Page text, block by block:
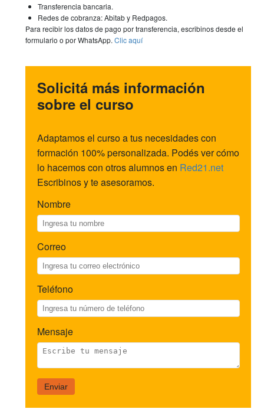
Transferencia bancaria.
Redes de cobranza: Abitab y Redpagos.
Para recibir los datos de pago por transferencia, escribinos desde el
formulario o por WhatsApp.Clic aquí
Solicitá más información
sobre el curso
Adaptamos el curso a tus necesidades con
formación 100% personalizada. Podés ver cómo
lo hacemos con otros alumnos en Red21.net
Escribinos y te asesoramos.
Nombre
Correo
Teléfono
Mensaje
Enviar